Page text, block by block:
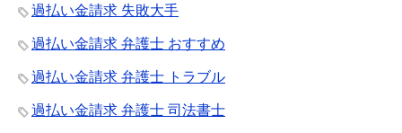
過払い金請求 失敗大手
過払い金請求 弁護士 おすすめ
過払い金請求 弁護士 トラブル
過払い金請求 弁護士 司法書士